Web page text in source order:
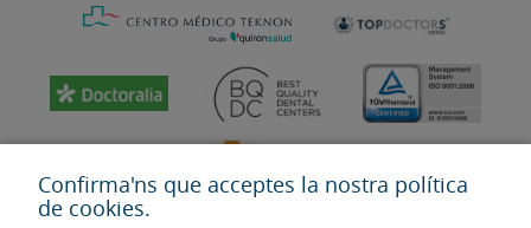
Confirma'ns que acceptes la nostra política
de cookies.